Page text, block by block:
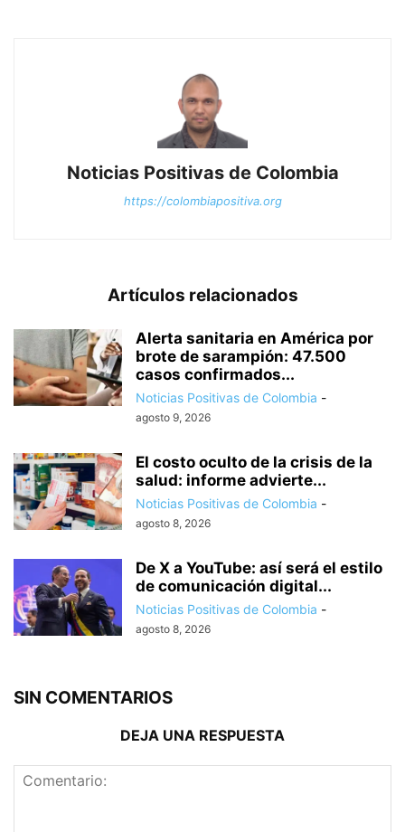
Noticias Positivas de Colombia
https://colombiapositiva.org
Artículos relacionados
Alerta sanitaria en América por
brote de sarampión: 47.500
casos confirmados...
Noticias Positivas de Colombia -
agosto 9, 2026
El costo oculto de la crisis de la
salud: informe advierte...
Noticias Positivas de Colombia -
agosto 8, 2026
De X a YouTube: así será el estilo
de comunicación digital...
Noticias Positivas de Colombia -
agosto 8, 2026
SIN COMENTARIOS
DEJA UNA RESPUESTA